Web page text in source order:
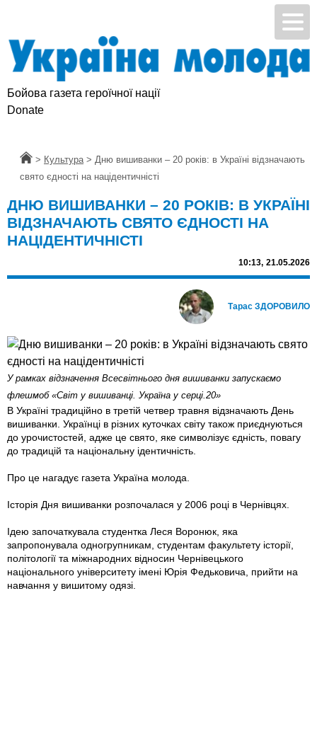
Бойова газета героїчної нації
Donate
Головна
> Культура > Дню вишиванки – 20 років: в Україні відзначають
свято єдності на націдентичністі
ДНЮ ВИШИВАНКИ – 20 РОКІВ: В УКРАЇНІ
ВІДЗНАЧАЮТЬ СВЯТО ЄДНОСТІ НА
НАЦІДЕНТИЧНІСТІ
10:13, 21.05.2026
Тарас ЗДОРОВИЛО
У рамках відзначення Всесвітнього дня вишиванки запускаємо
флешмоб «Світ у вишиванці. Україна у серці.20»
В Україні традиційно в третій четвер травня відзначають День
вишиванки. Українці в різних куточках світу також приєднуються
до урочистостей, адже це свято, яке символізує єдність, повагу
до традицій та національну ідентичність.
Про це нагадує газета Україна молода.
Історія Дня вишиванки розпочалася у 2006 році в Чернівцях.
Ідею започаткувала студентка Леся Воронюк, яка
запропонувала одногрупникам, студентам факультету історії,
політології та міжнародних відносин Чернівецького
національного університету імені Юрія Федьковича, прийти на
навчання у вишитому одязі.